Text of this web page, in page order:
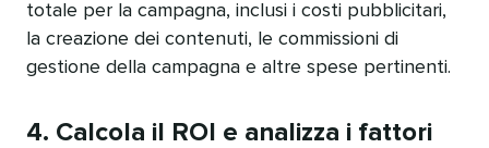
totale per la campagna, inclusi i costi pubblicitari,
la creazione dei contenuti, le commissioni di
gestione della campagna e altre spese pertinenti.​​
4. Calcola il ROI e analizza i fattori